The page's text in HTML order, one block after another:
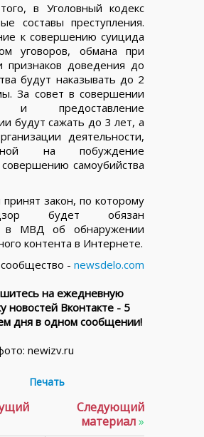
в Уголовный кодекс
составы преступления.
к совершению суицида
уговоров, обмана при
признаков доведения до
будут наказывать до 2
За совет в совершении
и предоставление
будут сажать до 3 лет, а
деятельности,
на побуждение
самоубийства
закон, по которому
будет обязан
в МВД об обнаружении
контента в Интернете.
- newsdelo.com
на ежедневную
новостей Вконтакте - 5
дня в одном сообщении!
newizv.ru
Печать
Следующий
материал»